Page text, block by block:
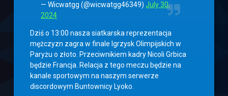
— Wicwatgg (@wicwatgg46349) July 30,
2024
Dziś o 13:00 nasza siatkarska reprezentacja
mężczyzn zagra w finale Igrzysk Olimpijskich w
Paryżu o złoto. Przeciwnikiem kadry Nicoli Grbica
będzie Francja. Relacja z tego meczu będzie na
kanale sportowym na naszym serwerze
discordowym Buntownicy Lyoko.